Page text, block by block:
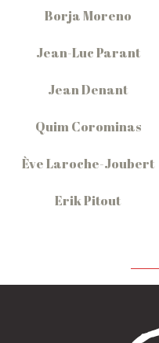
Borja Moreno
Jean-Luc Parant
Jean Denant
Quim Corominas
Ève Laroche-Joubert
Erik Pitout